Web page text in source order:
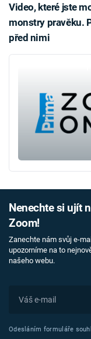
Video, které jste
monstry pravěku.
před nimi
Nenechte si ujít
Zoom!
Zanechte nám svůj e-
upozorníme na to
našeho webu.
Odesláním formuláře